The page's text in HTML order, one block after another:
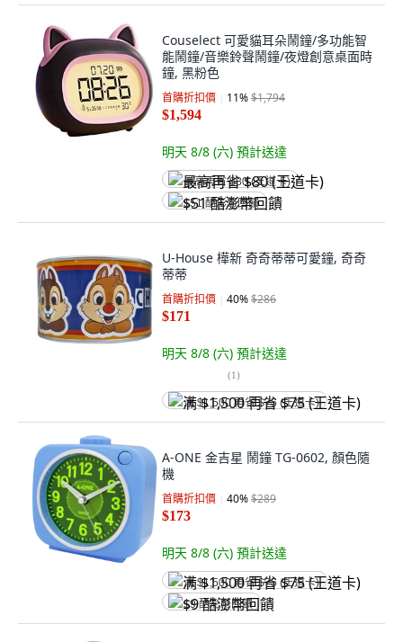
Couselect 可愛貓耳朵鬧鐘/多功能智
能鬧鐘/音樂鈴聲鬧鐘/夜燈創意桌面時
鐘, 黑粉色
首購折扣價 11%$1,794
$1,594
明天 8/8 (六) 預計送達
最高再省 $80 (王道卡)
$51 酷澎幣回饋
U-House 樺新 奇奇蒂蒂可愛鐘, 奇奇
蒂蒂
首購折扣價 40%$286
$171
明天 8/8 (六) 預計送達
(1)
满 $1,500 再省 $75 (王道卡)
A-ONE 金吉星 鬧鐘 TG-0602, 顏色隨
機
首購折扣價 40%$289
$173
明天 8/8 (六) 預計送達
满 $1,500 再省 $75 (王道卡)
$9 酷澎幣回饋